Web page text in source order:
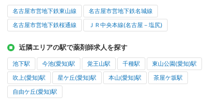
名古屋市営地下鉄東山線 名古屋市営地下鉄名城線
名古屋市営地下鉄桜通線 ＪＲ中央本線(名古屋－塩尻)
近隣エリアの駅で薬剤師求人を探す
池下駅 今池(愛知)駅 覚王山駅 千種駅 東山公園(愛知)駅
吹上(愛知)駅 星ケ丘(愛知)駅 本山(愛知)駅 茶屋ケ坂駅
自由ケ丘(愛知)駅